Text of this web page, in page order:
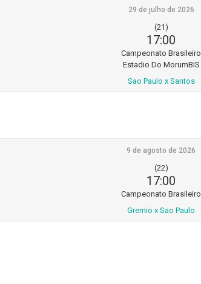
29 de julho de 2026
(21)
17:00
Campeonato Brasileiro
Estadio Do MorumBIS
Sao Paulo x Santos
9 de agosto de 2026
(22)
17:00
Campeonato Brasileiro
Gremio x Sao Paulo